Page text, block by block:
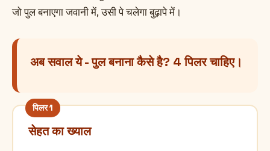
जो पुल बनाएगा जवानी में, उसी पे चलेगा बुढ़ापे में।
अब सवाल ये - पुल बनाना कैसे है? 4 पिलर चाहिए।
सेहत का ख्याल